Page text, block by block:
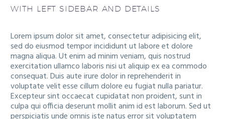
WITH LEFT SIDEBAR AND DETAILS
Lorem ipsum dolor sit amet, consectetur adipisicing elit,
sed do eiusmod tempor incididunt ut labore et dolore
magna aliqua. Ut enim ad minim veniam, quis nostrud
exercitation ullamco laboris nisi ut aliquip ex ea commodo
consequat. Duis aute irure dolor in reprehenderit in
voluptate velit esse cillum dolore eu fugiat nulla pariatur.
Excepteur sint occaecat cupidatat non proident, sunt in
culpa qui officia deserunt mollit anim id est laborum. Sed ut